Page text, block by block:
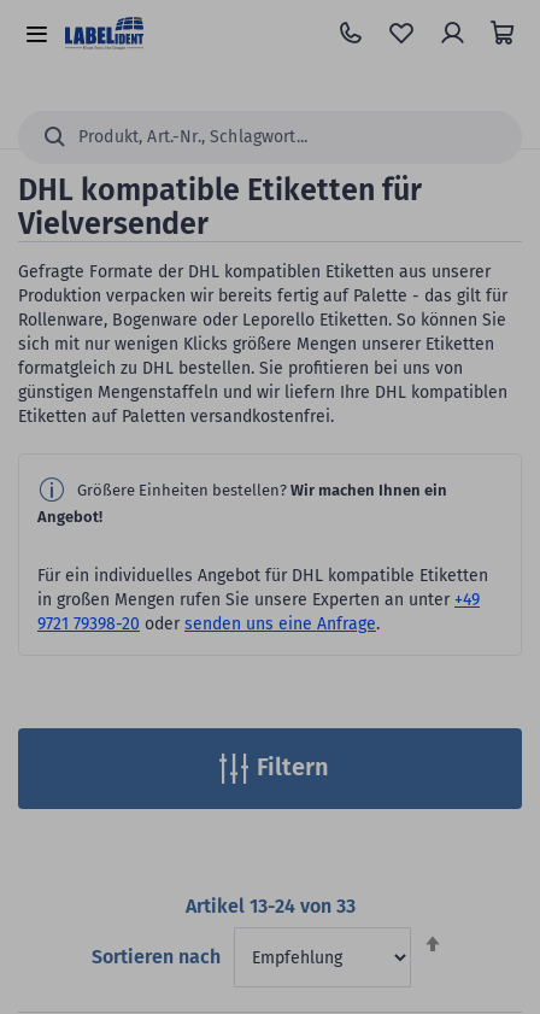
Hauptinhalt
springen
Alle
Suchen...
DHL kompatible Etiketten für
Vielversender
Gefragte Formate der DHL kompatiblen Etiketten aus unserer
Produktion verpacken wir bereits fertig auf Palette - das gilt für
Rollenware, Bogenware oder Leporello Etiketten. So können Sie
sich mit nur wenigen Klicks größere Mengen unserer Etiketten
formatgleich zu DHL bestellen. Sie profitieren bei uns von
günstigen Mengenstaffeln und wir liefern Ihre DHL kompatiblen
Etiketten auf Paletten versandkostenfrei.
Größere Einheiten bestellen? Wir machen Ihnen ein
Angebot!
Für ein individuelles Angebot für DHL kompatible Etiketten
in großen Mengen rufen Sie unsere Experten an unter +49
9721 79398-20 oder senden uns eine Anfrage.
Artikel 13-24von 33
Sortieren nach
Filtern